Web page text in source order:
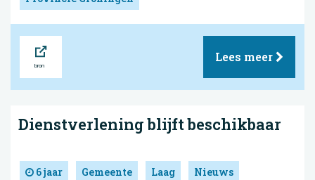
Lees meer
Dienstverlening blijft beschikbaar
6 jaar Gemeente Laag Nieuws